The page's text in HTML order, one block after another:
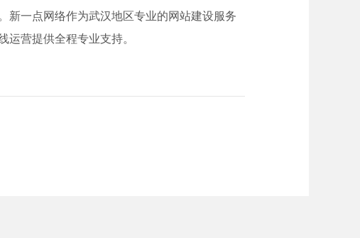
新一点网络作为武汉地区专业的网站建设服务
营提供全程专业支持。